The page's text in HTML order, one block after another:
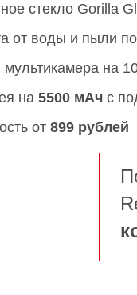
стекло Gorilla
от воды и пыли по
мультикамера на
на 5500 мАч с
от 899 рублей